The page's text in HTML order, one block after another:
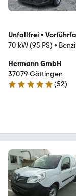
Unfallfrei •
70 kW (95 PS) •
Hermann GmbH
37079 Göttingen
4.8 Sterne
(52)